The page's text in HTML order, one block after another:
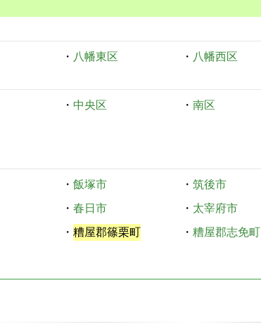
・ 八幡東区 ・ 八幡西区
・ 中央区 ・ 南区
・ 飯塚市 ・ 筑後市
・ 春日市 ・ 太宰府市
・ 糟屋郡篠栗町 ・ 糟屋郡志免町